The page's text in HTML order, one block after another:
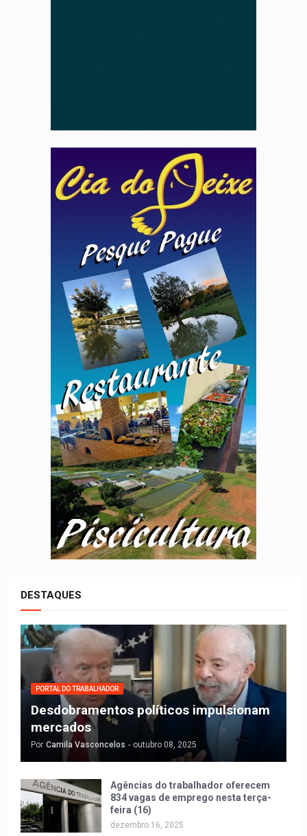
DESTAQUES
PORTAL DO TRABALHADOR
Desdobramentos políticos impulsionam
mercados
Por Camila Vasconcelos - outubro 08, 2025
Agências do trabalhador oferecem
834 vagas de emprego nesta terça-
feira (16)
dezembro 16, 2025